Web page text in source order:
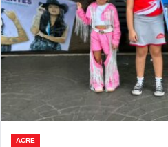
ACRE